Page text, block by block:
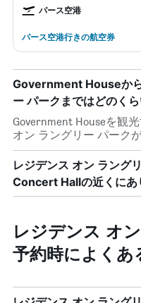
パース空港
パース空港行きの航空券
Government Houseか
ー パークまではどのく
Government Houseを観
オン ラングリー パーク
レジデンス オン ラング
Concert Hallの近くにあ
レジデンス オ
予約時によくあ